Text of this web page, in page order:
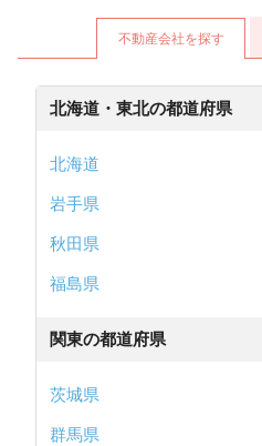
不動産会社を探す
北海道・東北の都道府県
北海道
岩手県
秋田県
福島県
関東の都道府県
茨城県
群馬県